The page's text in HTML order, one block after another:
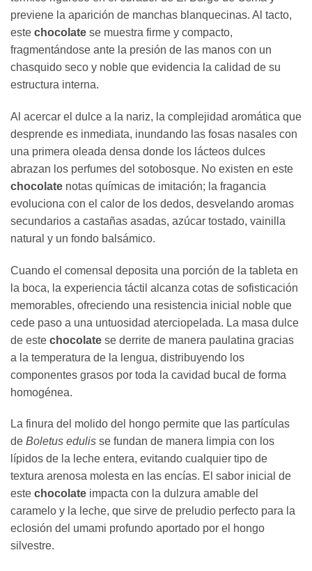
previene la aparición de manchas blanquecinas. Al tacto,
este chocolate se muestra firme y compacto,
fragmentándose ante la presión de las manos con un
chasquido seco y noble que evidencia la calidad de su
estructura interna.
Al acercar el dulce a la nariz, la complejidad aromática que
desprende es inmediata, inundando las fosas nasales con
una primera oleada densa donde los lácteos dulces
abrazan los perfumes del sotobosque. No existen en este
chocolate notas químicas de imitación; la fragancia
evoluciona con el calor de los dedos, desvelando aromas
secundarios a castañas asadas, azúcar tostado, vainilla
natural y un fondo balsámico.
Cuando el comensal deposita una porción de la tableta en
la boca, la experiencia táctil alcanza cotas de sofisticación
memorables, ofreciendo una resistencia inicial noble que
cede paso a una untuosidad aterciopelada. La masa dulce
de este chocolate se derrite de manera paulatina gracias
a la temperatura de la lengua, distribuyendo los
componentes grasos por toda la cavidad bucal de forma
homogénea.
La finura del molido del hongo permite que las partículas
de Boletus edulis se fundan de manera limpia con los
lípidos de la leche entera, evitando cualquier tipo de
textura arenosa molesta en las encías. El sabor inicial de
este chocolate impacta con la dulzura amable del
caramelo y la leche, que sirve de preludio perfecto para la
eclosión del umami profundo aportado por el hongo
silvestre.